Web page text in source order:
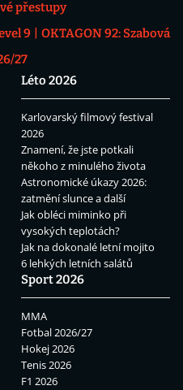
přestupy
9
OKTAGON 92: Szabová
27
Léto 2026
Karlovarský filmový festival
2026
Znamení, že jste potkali
někoho z minulého života
Astronomické úkazy 2026:
zatmění slunce a další
Jak obléci miminko při
vysokých teplotách?
Jak na dokonalé letní mojito
6 lehkých letních salátů
Sport 2026
MMA
Fotbal 2026/27
Hokej 2026
Tenis 2026
F1 2026